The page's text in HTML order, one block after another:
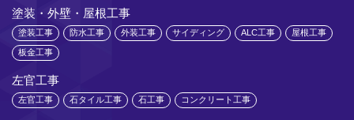
塗装・外壁・屋根工事
塗装工事 防水工事 外装工事 サイディング ALC工事 屋根工事
板金工事
左官工事
左官工事 石タイル工事 石工事 コンクリート工事